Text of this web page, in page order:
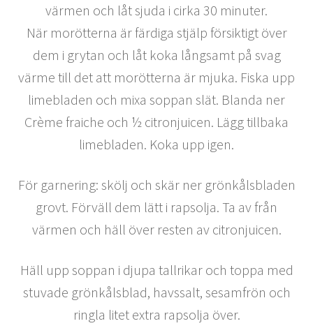
värmen och låt sjuda i cirka 30 minuter.
När morötterna är färdiga stjälp försiktigt över
dem i grytan och låt koka långsamt på svag
värme till det att morötterna är mjuka. Fiska upp
limebladen och mixa soppan slät. Blanda ner
Crème fraiche och ½ citronjuicen. Lägg tillbaka
limebladen. Koka upp igen.
För garnering: skölj och skär ner grönkålsbladen
grovt. Förväll dem lätt i rapsolja. Ta av från
värmen och häll över resten av citronjuicen.
Häll upp soppan i djupa tallrikar och toppa med
stuvade grönkålsblad, havssalt, sesamfrön och
ringla litet extra rapsolja över.